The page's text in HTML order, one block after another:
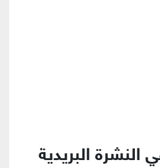
النشرة البريدية